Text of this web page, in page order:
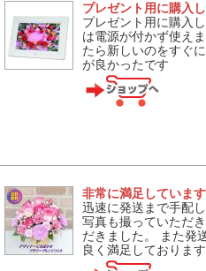
プレゼント用に購入
プレゼント用に購入
は電源が付かず使え
たら新しいのをすぐ
が良かったです
非常に満足しています
迅速に発送まで手配
写真も撮っていただ
だきました。 また発
良く満足しておりま